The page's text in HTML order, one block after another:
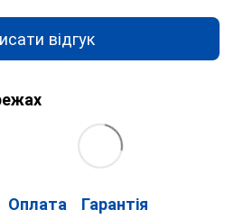
відгук
Оплата Гарантія